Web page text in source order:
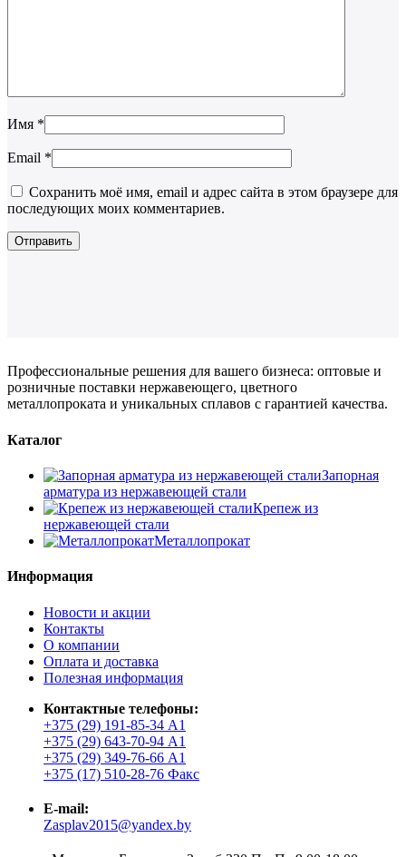
Имя *
Email *
Сохранить моё имя, email и адрес сайта в этом браузере для
последующих моих комментариев.
Профессиональные решения для вашего бизнеса: оптовые и
розничные поставки нержавеющего, цветного
металлопроката и уникальных сплавов с гарантией качества.
Каталог
Запорная
арматура из нержавеющей стали
Крепеж из
нержавеющей стали
Металлопрокат
Информация
Новости и акции
Контакты
О компании
Оплата и доставка
Полезная информация
Контактные телефоны:
+375 (29) 191-85-34 А1
+375 (29) 643-70-94 А1
+375 (29) 349-76-66 А1
+375 (17) 510-28-76 Факс
E-mail:
Zasplav2015@yandex.by